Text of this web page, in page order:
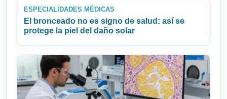
ESPECIALIDADES MÉDICAS
El bronceado no es signo de salud: así se
protege la piel del daño solar